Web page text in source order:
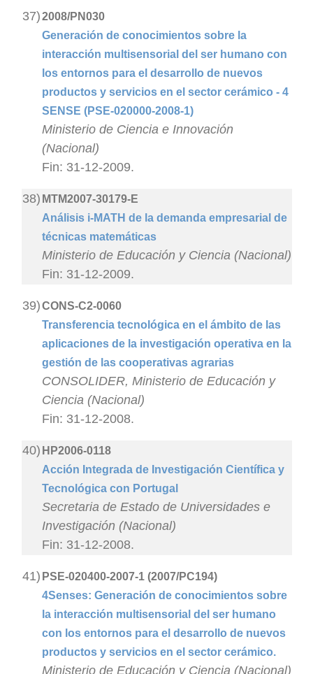
37)2008/PN030
Generación de conocimientos sobre la
interacción multisensorial del ser humano con
los entornos para el desarrollo de nuevos
productos y servicios en el sector cerámico - 4
SENSE (PSE-020000-2008-1)
Ministerio de Ciencia e Innovación
(Nacional)
Fin: 31-12-2009.
38) MTM2007-30179-E
Análisis i-MATH de la demanda empresarial de
técnicas matemáticas
Ministerio de Educación y Ciencia (Nacional)
Fin: 31-12-2009.
39)CONS-C2-0060
Transferencia tecnológica en el ámbito de las
aplicaciones de la investigación operativa en la
gestión de las cooperativas agrarias
CONSOLIDER, Ministerio de Educación y
Ciencia (Nacional)
Fin: 31-12-2008.
40) HP2006-0118
Acción Integrada de Investigación Científica y
Tecnológica con Portugal
Secretaria de Estado de Universidades e
Investigación (Nacional)
Fin: 31-12-2008.
41) PSE-020400-2007-1 (2007/PC194)
4Senses: Generación de conocimientos sobre
la interacción multisensorial del ser humano
con los entornos para el desarrollo de nuevos
productos y servicios en el sector cerámico.
Ministerio de Educación y Ciencia (Nacional)